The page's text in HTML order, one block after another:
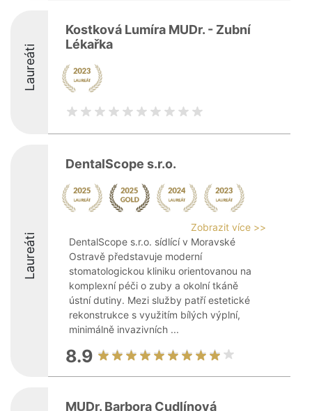
Laureáti
Kostková Lumíra MUDr. - Zubní
Lékařka
Laureáti
DentalScope s.r.o.
Zobrazit více >>
DentalScope s.r.o. sídlící v Moravské
Ostravě představuje moderní
stomatologickou kliniku orientovanou na
komplexní péči o zuby a okolní tkáně
ústní dutiny. Mezi služby patří estetické
rekonstrukce s využitím bílých výplní,
minimálně invazivních ...
8.9
MUDr. Barbora Cudlínová